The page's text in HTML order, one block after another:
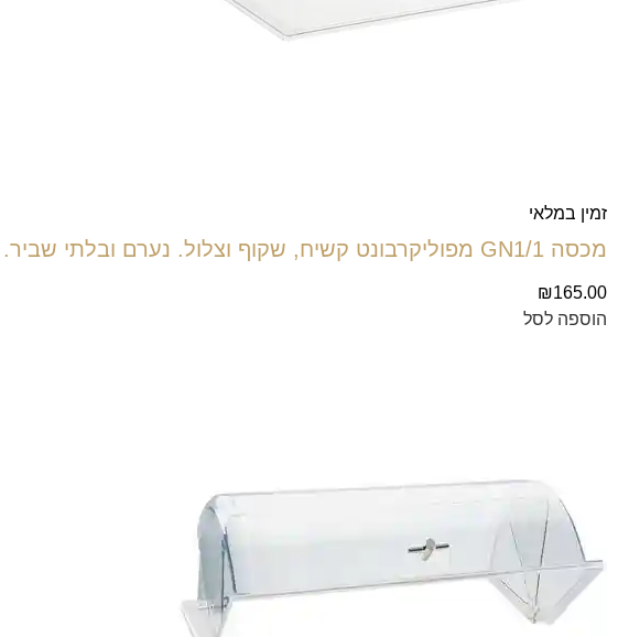
זמין במלאי
מכסה GN1/1 מפוליקרבונט קשיח, שקוף וצלול. נערם ובלתי שביר.
₪165.00
הוספה לסל